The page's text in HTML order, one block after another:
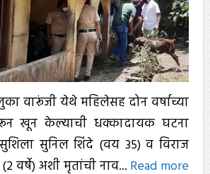
वारूंजी येथे महिलेसह दोन वर्षाच्या
खून केल्याची धक्कादायक घटना
सुनिल शिंदे (वय 35) व विराज
वर्षे) अशी मृतांची नाव... Read more